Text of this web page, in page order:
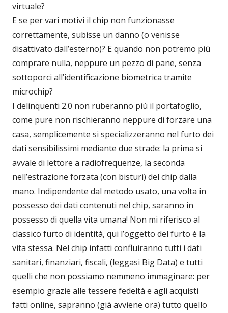
virtuale?
E se per vari motivi il chip non funzionasse
correttamente, subisse un danno (o venisse
disattivato dall’esterno)? E quando non potremo più
comprare nulla, neppure un pezzo di pane, senza
sottoporci all’identificazione biometrica tramite
microchip?
I delinquenti 2.0 non ruberanno più il portafoglio,
come pure non rischieranno neppure di forzare una
casa, semplicemente si specializzeranno nel furto dei
dati sensibilissimi mediante due strade: la prima si
avvale di lettore a radiofrequenze, la seconda
nell’estrazione forzata (con bisturi) del chip dalla
mano. Indipendente dal metodo usato, una volta in
possesso dei dati contenuti nel chip, saranno in
possesso di quella vita umana! Non mi riferisco al
classico furto di identità, qui l’oggetto del furto è la
vita stessa. Nel chip infatti confluiranno tutti i dati
sanitari, finanziari, fiscali, (leggasi Big Data) e tutti
quelli che non possiamo nemmeno immaginare: per
esempio grazie alle tessere fedeltà e agli acquisti
fatti online, sapranno (già avviene ora) tutto quello